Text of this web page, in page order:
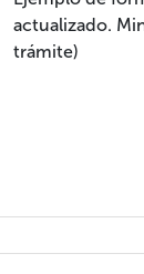
actualizado.
trámite)